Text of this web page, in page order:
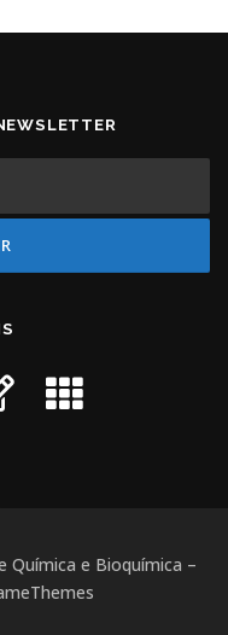
e Bioquímica –